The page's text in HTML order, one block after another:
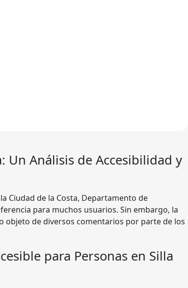
: Un Análisis de Accesibilidad y
Ciudad de la Costa, Departamento de
para muchos usuarios. Sin embargo, la
objeto de diversos comentarios por parte de los
para Personas en Silla